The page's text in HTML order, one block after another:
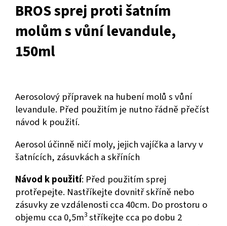
BROS sprej proti šatním
molům s vůní levandule,
150ml
Aerosolový přípravek na hubení molů s vůní
levandule. Před použitím je nutno řádně přečíst
návod k použití.
Aerosol účinně ničí moly, jejich vajíčka a larvy v
šatnících, zásuvkách a skříních
Návod k použití: Před použitím sprej
protřepejte. Nastříkejte dovnitř skříně nebo
zásuvky ze vzdálenosti cca 40cm. Do prostoru o
objemu cca 0,5m3 stříkejte cca po dobu 2